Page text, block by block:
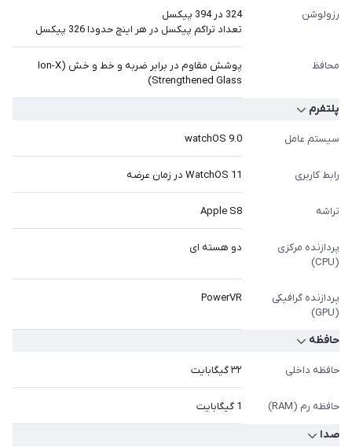
رزولوشن
324 در 394 پیکسل
تعداد تراکم پیکسل در هر اینچ حدودا 326 پیکسل
محافظ
پوشش مقاوم در برابر ضربه و خط و خش (Ion-X
Strengthened Glass)
پلتفرم
سیستم عامل watchOS 9.0
رابط کاربری WatchOS 11 در زمان عرضه
تراشه Apple S8
پردازنده مرکزی
(CPU)
دو هسته ای
پردازنده گرافیکی
(GPU)
PowerVR
حافظه
حافظه داخلی ٣٢ گیگابایت
حافظه رم (RAM) 1 گیگابایت
صدا